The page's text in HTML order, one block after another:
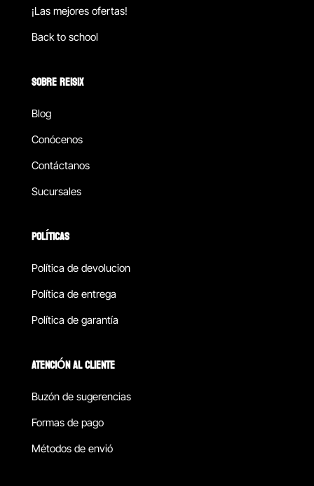
¡Las mejores ofertas!
Back to school
SOBRE REISIX
Blog
Conócenos
Contáctanos
Sucursales
POLÍTICAS
Política de devolucion
Política de entrega
Política de garantía
ATENCIÓN AL CLIENTE
Buzón de sugerencias
Formas de pago
Métodos de envió